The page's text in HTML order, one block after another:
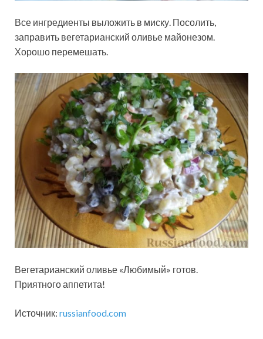
Все ингредиенты выложить в миску. Посолить,
заправить вегетарианский оливье майонезом.
Хорошо перемешать.
Вегетарианский оливье «Любимый» готов.
Приятного аппетита!
Источник: russianfood.com